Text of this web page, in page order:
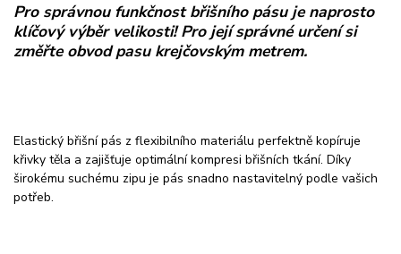
Pro správnou funkčnost břišního pásu je naprosto
klíčový výběr velikosti! Pro její správné určení si
změřte obvod pasu krejčovským metrem.
Elastický břišní pás z flexibilního materiálu perfektně kopíruje
křivky těla a zajišťuje optimální kompresi břišních tkání. Díky
širokému suchému zipu je pás snadno nastavitelný podle vašich
potřeb.